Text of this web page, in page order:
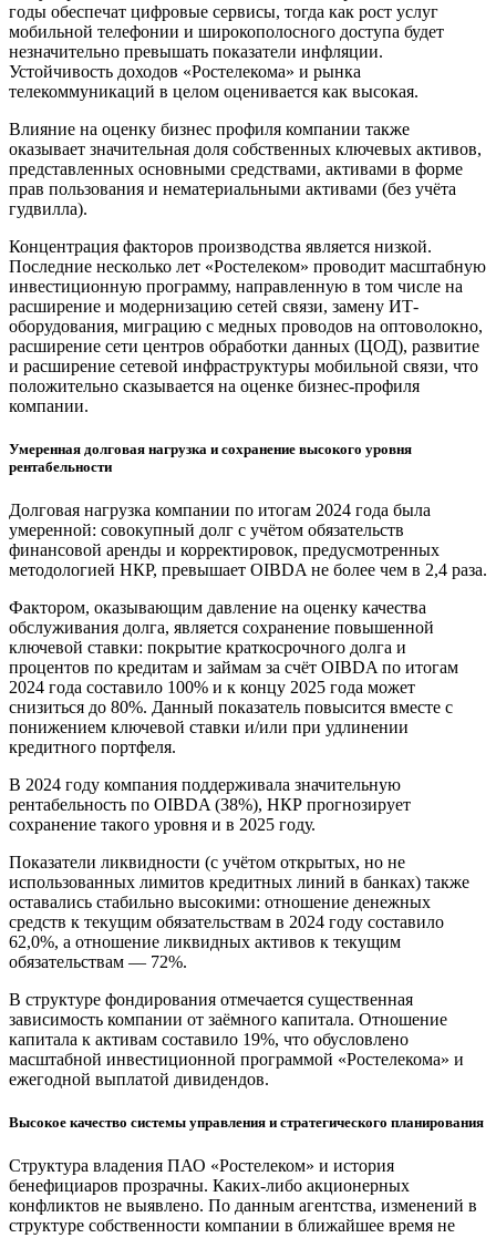
годы обеспечат цифровые сервисы, тогда как рост услуг
мобильной телефонии и широкополосного доступа будет
незначительно превышать показатели инфляции.
Устойчивость доходов «Ростелекома» и рынка
телекоммуникаций в целом оценивается как высокая.
Влияние на оценку бизнес профиля компании также
оказывает значительная доля собственных ключевых активов,
представленных основными средствами, активами в форме
прав пользования и нематериальными активами (без учёта
гудвилла).
Концентрация факторов производства является низкой.
Последние несколько лет «Ростелеком» проводит масштабную
инвестиционную программу, направленную в том числе на
расширение и модернизацию сетей связи, замену ИТ-
оборудования, миграцию с медных проводов на оптоволокно,
расширение сети центров обработки данных (ЦОД), развитие
и расширение сетевой инфраструктуры мобильной связи, что
положительно сказывается на оценке бизнес-профиля
компании.
Умеренная долговая нагрузка и сохранение высокого уровня
рентабельности
Долговая нагрузка компании по итогам 2024 года была
умеренной: совокупный долг с учётом обязательств
финансовой аренды и корректировок, предусмотренных
методологией НКР, превышает OIBDA не более чем в 2,4 раза.
Фактором, оказывающим давление на оценку качества
обслуживания долга, является сохранение повышенной
ключевой ставки: покрытие краткосрочного долга и
процентов по кредитам и займам за счёт OIBDA по итогам
2024 года составило 100% и к концу 2025 года может
снизиться до 80%. Данный показатель повысится вместе с
понижением ключевой ставки и/или при удлинении
кредитного портфеля.
В 2024 году компания поддерживала значительную
рентабельность по OIBDA (38%), НКР прогнозирует
сохранение такого уровня и в 2025 году.
Показатели ликвидности (с учётом открытых, но не
использованных лимитов кредитных линий в банках) также
оставались стабильно высокими: отношение денежных
средств к текущим обязательствам в 2024 году составило
62,0%, а отношение ликвидных активов к текущим
обязательствам — 72%.
В структуре фондирования отмечается существенная
зависимость компании от заёмного капитала. Отношение
капитала к активам составило 19%, что обусловлено
масштабной инвестиционной программой «Ростелекома» и
ежегодной выплатой дивидендов.
Высокое качество системы управления и стратегического планирования
Структура владения ПАО «Ростелеком» и история
бенефициаров прозрачны. Каких-либо акционерных
конфликтов не выявлено. По данным агентства, изменений в
структуре собственности компании в ближайшее время не